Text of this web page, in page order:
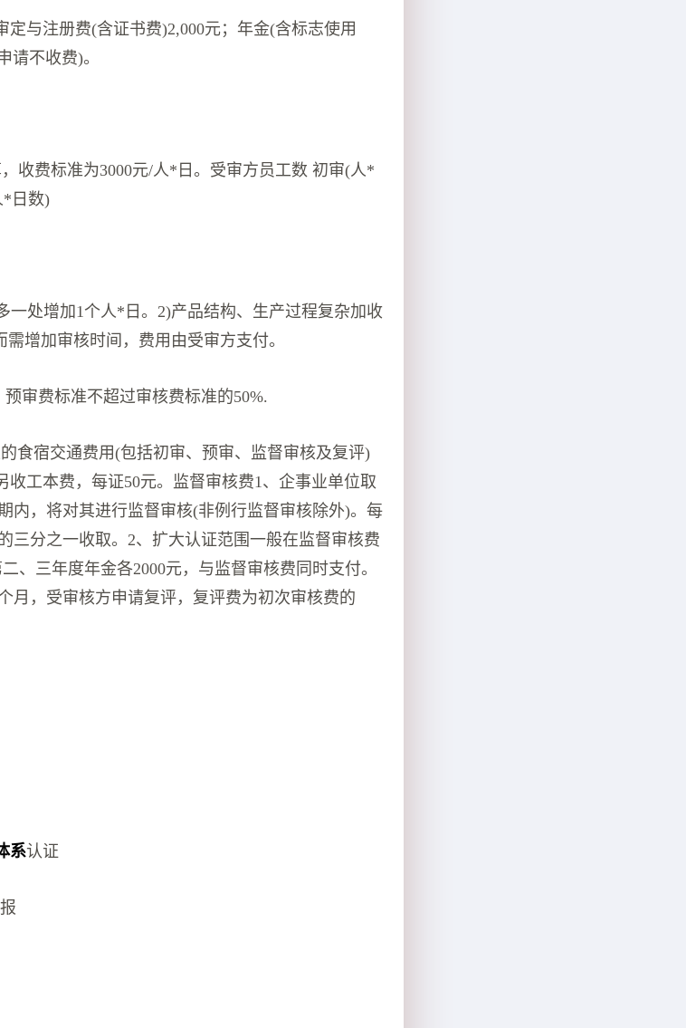
定与注册费(含证书费)2,000元；年金(含标志使用
请不收费)。
收费标准为3000元/人*日。受审方员工数 初审(人*
*日数)
一处增加1个人*日。2)产品结构、生产过程复杂加收
增加审核时间，费用由受审方支付。
审费标准不超过审核费标准的50%.
食宿交通费用(包括初审、预审、监督审核及复评)
收工本费，每证50元。监督审核费1、企事业单位取
内，将对其进行监督审核(非例行监督审核除外)。每
三分之一收取。2、扩大认证范围一般在监督审核费
、三年度年金各2000元，与监督审核费同时支付。
月，受审核方申请复评，复评费为初次审核费的
系认证